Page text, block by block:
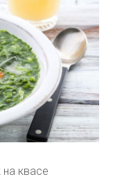
квасе